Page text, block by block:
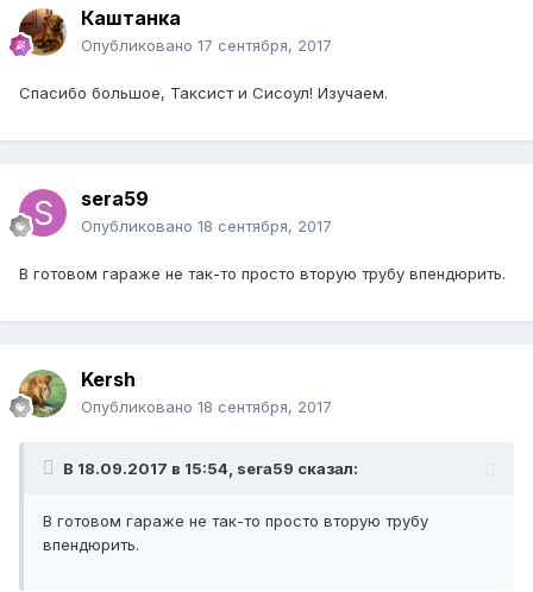
Каштанка
Опубликовано 17 сентября, 2017
Спасибо большое, Таксист и Сисоул! Изучаем.
sera59
Опубликовано 18 сентября, 2017
В готовом гараже не так-то просто вторую трубу впендюрить.
Kersh
Опубликовано 18 сентября, 2017
В 18.09.2017 в 15:54, sera59 сказал:
В готовом гараже не так-то просто вторую трубу
впендюрить.